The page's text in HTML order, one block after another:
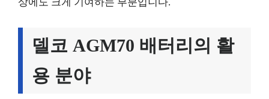
델코 AGM70 배터리의 활
용 분야